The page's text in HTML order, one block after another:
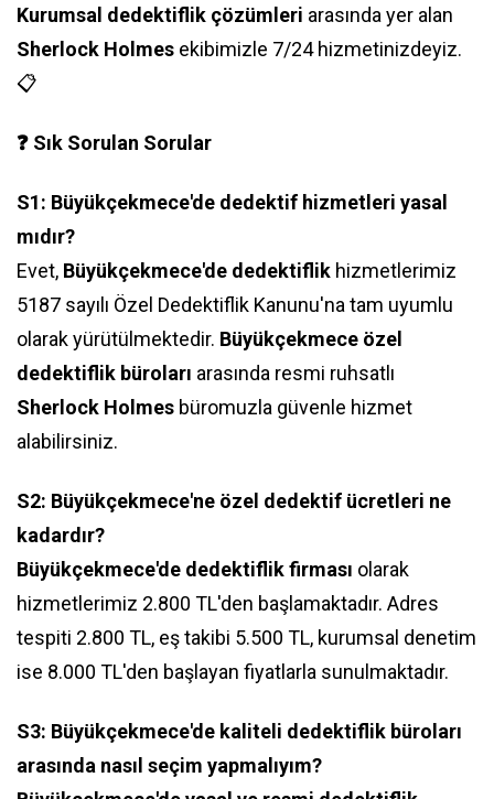
Kurumsal dedektiflik çözümleri arasında yer alan
Sherlock Holmes ekibimizle 7/24 hizmetinizdeyiz.
📋
❓ Sık Sorulan Sorular
S1: Büyükçekmece'de dedektif hizmetleri yasal
mıdır?
Evet, Büyükçekmece'de dedektiflik hizmetlerimiz
5187 sayılı Özel Dedektiflik Kanunu'na tam uyumlu
olarak yürütülmektedir. Büyükçekmece özel
dedektiflik büroları arasında resmi ruhsatlı
Sherlock Holmes büromuzla güvenle hizmet
alabilirsiniz.
S2: Büyükçekmece'ne özel dedektif ücretleri ne
kadardır?
Büyükçekmece'de dedektiflik firması olarak
hizmetlerimiz 2.800 TL'den başlamaktadır. Adres
tespiti 2.800 TL, eş takibi 5.500 TL, kurumsal denetim
ise 8.000 TL'den başlayan fiyatlarla sunulmaktadır.
S3: Büyükçekmece'de kaliteli dedektiflik büroları
arasında nasıl seçim yapmalıyım?